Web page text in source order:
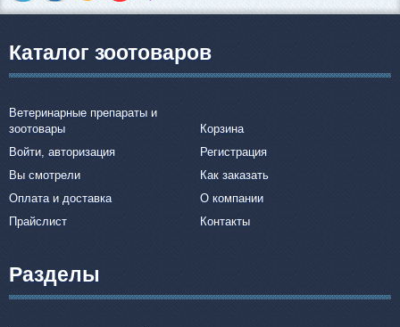
Каталог зоотоваров
Ветеринарные препараты и
зоотовары
Корзина
Войти, авторизация
Регистрация
Вы смотрели
Как заказать
Оплата и доставка
О компании
Прайслист
Контакты
Разделы